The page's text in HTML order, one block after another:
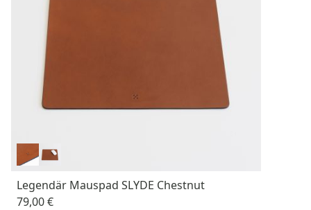
Legendär Mauspad SLYDE Chestnut
79,00 €